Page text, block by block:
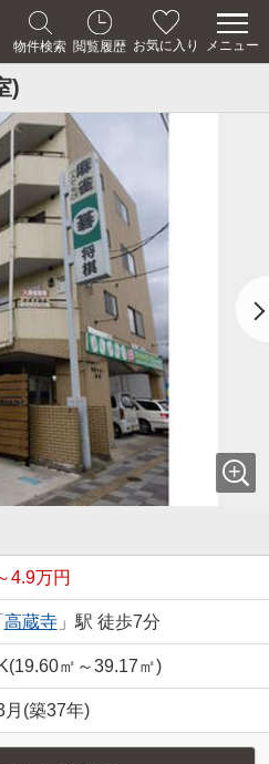
物件検索 閲覧履歴 お気に入り メニュー
)
4.9万円
高蔵寺」駅 徒歩7分
㎡～39.17㎡)
月(築37年)